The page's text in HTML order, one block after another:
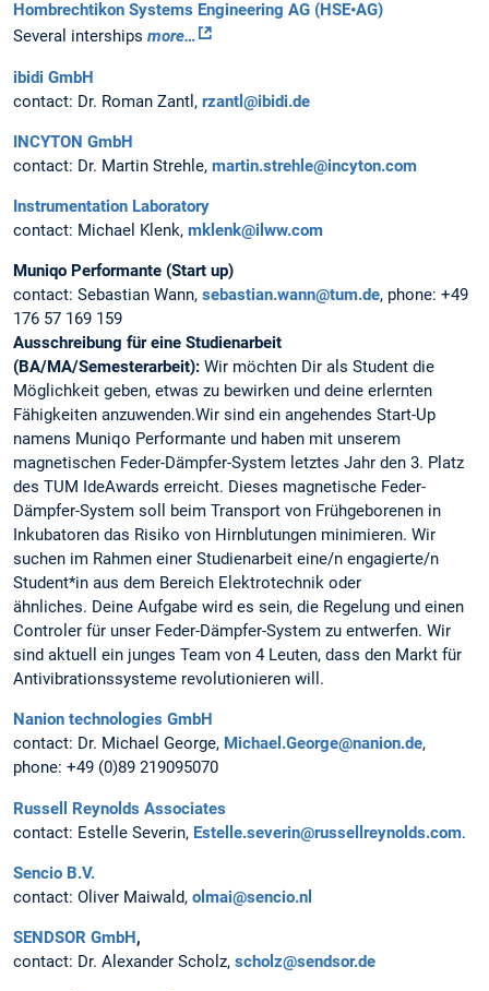
Hombrechtikon Systems Engineering AG (HSE•AG)
Several interships more…
ibidi GmbH
contact: Dr. Roman Zantl, rzantl@ibidi.de
INCYTON GmbH
contact: Dr. Martin Strehle, martin.strehle@incyton.com
Instrumentation Laboratory
contact: Michael Klenk, mklenk@ilww.com
Muniqo Performante (Start up)
contact: Sebastian Wann, sebastian.wann@tum.de, phone: +49
176 57 169 159
Ausschreibung für eine Studienarbeit
(BA/MA/Semesterarbeit): Wir möchten Dir als Student die
Möglichkeit geben, etwas zu bewirken und deine erlernten
Fähigkeiten anzuwenden.Wir sind ein angehendes Start-Up
namens Muniqo Performante und haben mit unserem
magnetischen Feder-Dämpfer-System letztes Jahr den 3. Platz
des TUM IdeAwards erreicht. Dieses magnetische Feder-
Dämpfer-System soll beim Transport von Frühgeborenen in
Inkubatoren das Risiko von Hirnblutungen minimieren. Wir
suchen im Rahmen einer Studienarbeit eine/n engagierte/n
Student*in aus dem Bereich Elektrotechnik oder
ähnliches. Deine Aufgabe wird es sein, die Regelung und einen
Controler für unser Feder-Dämpfer-System zu entwerfen. Wir
sind aktuell ein junges Team von 4 Leuten, dass den Markt für
Antivibrationssysteme revolutionieren will.
Nanion technologies GmbH
contact: Dr. Michael George, Michael.George@nanion.de,
phone: +49 (0)89 219095070
Russell Reynolds Associates
contact: Estelle Severin, Estelle.severin@russellreynolds.com.
Sencio B.V.
contact: Oliver Maiwald, olmai@sencio.nl
SENDSOR GmbH,
contact: Dr. Alexander Scholz, scholz@sendsor.de